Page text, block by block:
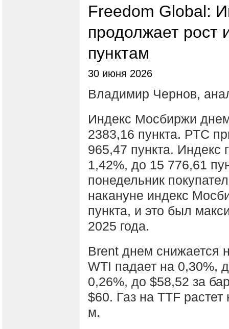
Freedom Global:
продолжает рост
пунктам
30 июня 2026
Владимир Чернов,
Индекс Мосбиржи
2383,16 пункта. РТС
965,47 пункта. Индекс
1,42%, до 15 776,61
понедельник
накануне индекс
пункта, и это был
2025 года.
Brent днем снижается
WTI падает на 0,30%,
0,26%, до $58,52 за
$60. Газ на TTF
м.